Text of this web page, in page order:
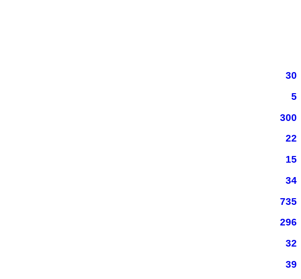
30
5
300
22
15
34
735
296
32
39